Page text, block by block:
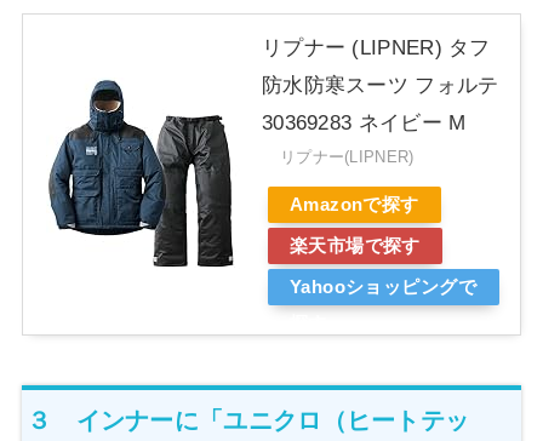
リプナー (LIPNER) タフ
防水防寒スーツ フォルテ
30369283 ネイビー M
リプナー(LIPNER)
Amazonで探す
楽天市場で探す
Yahooショッピングで
３ インナーに「ユニクロ（ヒートテッ